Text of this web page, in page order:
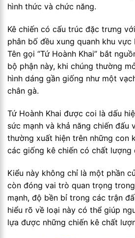
hình thức và chức năng.
Kê chiến có cấu trúc đặc trưng
phân bố đều xung quanh khu vực
Tên gọi “Tứ Hoành Khai” bắt
bộ phận này, khi chúng thường
hình dáng gần giống như một
chân gà.
Tứ Hoành Khai được coi là dấu
sức mạnh và khả năng chiến đấu
thường xuất hiện trên những con
các giống kê chiến có chất lượng
Kiểu này không chỉ là một phần
còn đóng vai trò quan trọng
mạnh, độ bền bỉ trong các trận
hiểu rõ về loại này có thể giúp
lựa được những chiến kê chất